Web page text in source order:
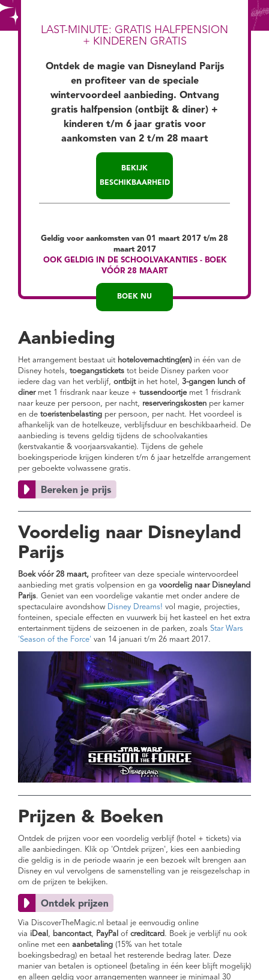
LAST-MINUTE: GRATIS HALFPENSION
+ KINDEREN GRATIS
Ontdek de magie van Disneyland Parijs
en profiteer van de speciale
wintervoordeel aanbieding. Ontvang
gratis halfpension (ontbijt & diner) +
kinderen t/m 6 jaar gratis voor
aankomsten van 2 t/m 28 maart
BEKIJK
BESCHIKBAARHEID
gratis
halfpenion
(ONTBIJT & DINER)
T/M 6 JAAR
GRATIS
Jouw verblijf omvat:
Hotelovernachting(en)in een Disney
hotel, inclusief toeristenbelasting
in het hotel (met uitzondering
Toegangstickets
parken tijdens alle dagen van je verblijf
Bovendien geniet je van:
GratisFastPass
service met snelle
toegang tot de meest populaire
attracties
Meer tijd in de parken tijdens de Extra
Magische Uren
Geldig voor aankomsten van 01 maart 2017 t/m 28
maart 2017
OOK GELDIG IN DE SCHOOLVAKANTIES - BOEK
VÓÓR 28 MAART
BOEK NU
Aanbieding
Het arrangement bestaat uit hotelovernachting(en)in één van de
Disney hotels, toegangstickets tot beide Disney parken voor
iedere dag van het verblijf, ontbijtin het hotel, 3-gangen lunch of
diner met 1 frisdrank naar keuze + tussendoortje met 1 frisdrank
naar keuze per persoon, per nacht, reserveringskosten per kamer
en de toeristenbelasting per persoon, per nacht. Het voordeel is
afhankelijk van de hotelkeuze, verblijfsduur en beschikbaarheid. De
aanbieding is tevens geldig tijdens de schoolvakanties
(kerstvakantie & voorjaarsvakantie). Tijdens de gehele
boekingsperiode krijgen kinderen t/m 6 jaar hetzelfde arrangement
per geboekte volwassene gratis.
Voordelig naar Disneyland
Parijs
Boek vóór 28 maart, profiteer van deze speciale wintervoordeel
aanbieding met gratis volpension en ga voordelig naar Disneyland
Parijs. Geniet van een voordelige vakantie met onder andere de
spectaculaire avondshow Disney Dreams! vol magie, projecties,
fonteinen, speciale effecten en vuurwerk bij het kasteel en het extra
entertainment tijdens de seizoenen in de parken, zoals Star Wars
'Season of the Force' van 14 januari t/m 26 maart 2017.
Prijzen & Boeken
Ontdek de prijzen voor een voordelig verblijf (hotel + tickets) via
alle aanbiedingen. Klik op 'Ontdek prijzen', kies een aanbieding
die geldig is in de periode waarin je een bezoek wilt brengen aan
Disney en vul vervolgens de samenstelling van je reisgezelschap in
om de prijzen te bekijken.
Via DiscoverTheMagic.nl betaal je eenvoudig online
via iDeal , bancontact, PayPal of creditcard. Boek je verblijf nu ook
online met een aanbetaling (15% van het totale
boekingsbedrag) en betaal het resterende bedrag later. Deze
manier van betalen is optioneel (betaling in één keer blijft mogelijk)
en alleen geldig voor arrangementen wanneer je minimaal 30